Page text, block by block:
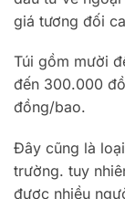
giá tương đối
Túi gồm mười
đến 300.000
đồng/bao.
Đây cũng là
trường. tuy
được nhiều